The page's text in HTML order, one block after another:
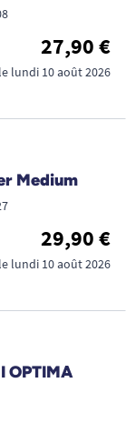
27,90 €
lundi 10 août 2026
Medium
29,90 €
lundi 10 août 2026
OPTIMA